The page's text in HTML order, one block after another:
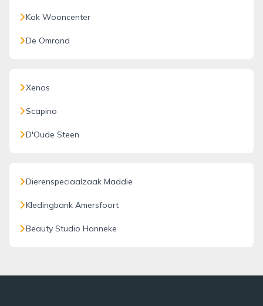
Kok Wooncenter
De Omrand
Xenos
Scapino
D'Oude Steen
Dierenspeciaalzaak Maddie
Kledingbank Amersfoort
Beauty Studio Hanneke